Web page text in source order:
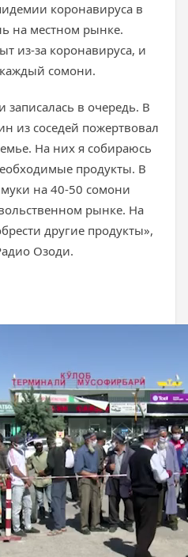
коронавируса в
на местном рынке.
из-за коронавируса, и
каждый сомони.
в очередь. В
из соседей пожертвовал
На них я собираюсь
продукты. В
на 40-50 сомони
рынке. На
другие продукты»,
Озоди.